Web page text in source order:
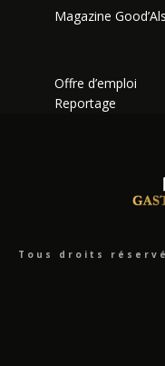
Magazine
Offre d’emploi
Reportage
Tous droits